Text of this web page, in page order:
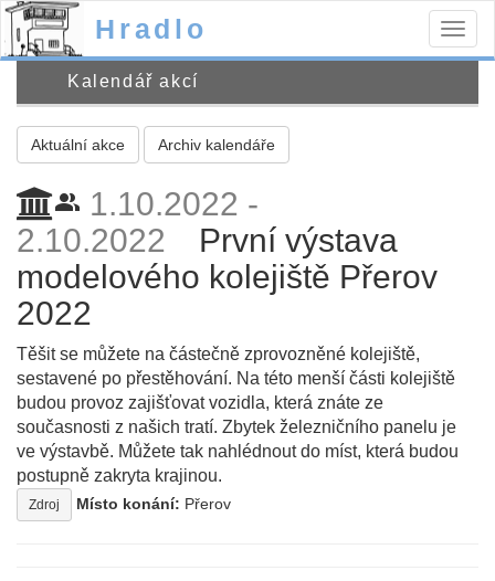
Hradlo
Kalendář akcí
Aktuální akce Archiv kalendáře
people_alt 1.10.2022 -
2.10.2022
První výstava
modelového kolejiště Přerov
2022
Těšit se můžete na částečně zprovozněné kolejiště,
sestavené po přestěhování. Na této menší části kolejiště
budou provoz zajišťovat vozidla, která znáte ze
současnosti z našich tratí. Zbytek železničního panelu je
ve výstavbě. Můžete tak nahlédnout do míst, která budou
postupně zakryta krajinou.
Zdroj Místo konání: Přerov